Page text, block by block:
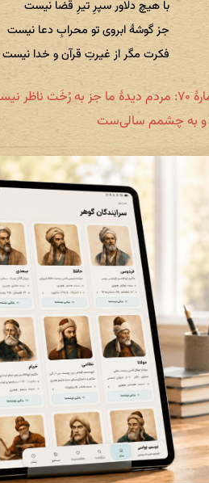
با هیچ دلاور سپرِ تیرِ قضا نیست
جز گوشهٔ ابروی تو محرابِ دعا نیست
فکرت مگر از غیرتِ قرآن و خدا نیست
ناظر نیست